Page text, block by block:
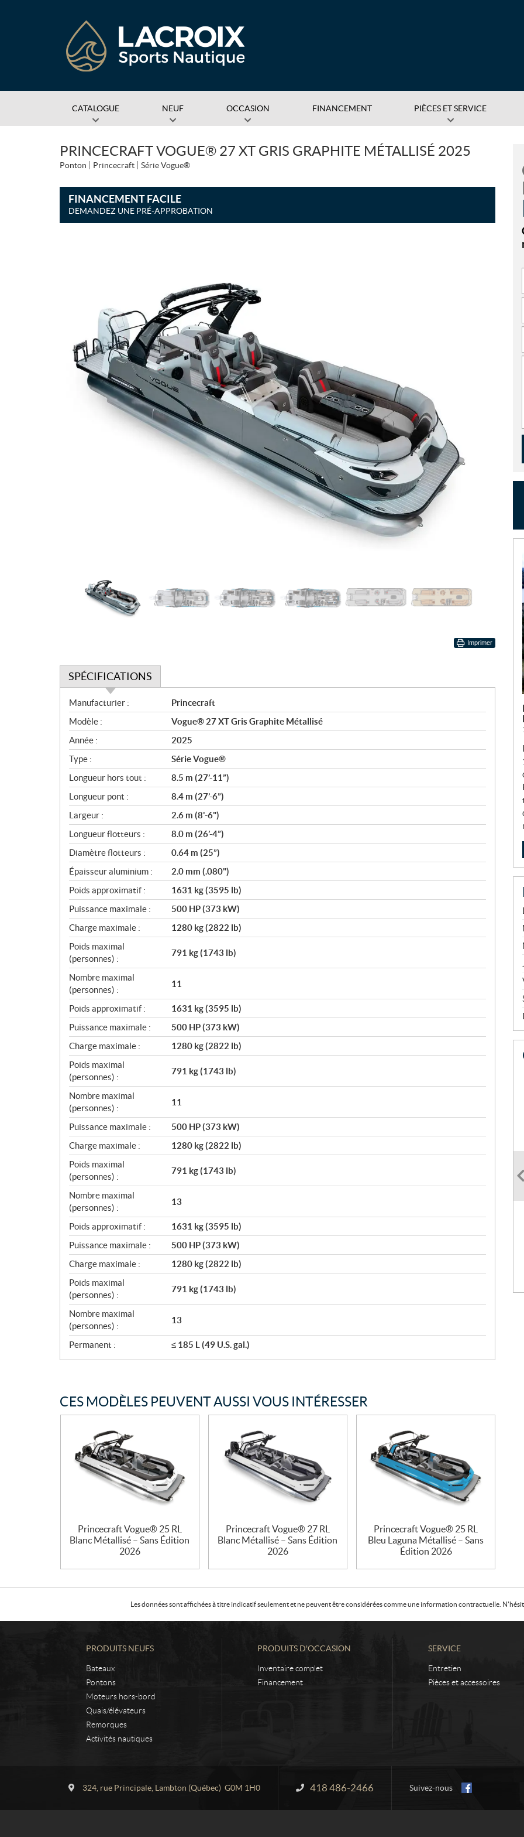
CATALOGUE NEUF OCCASION FINANCEMENT PIÈCES ET SERVICE
PRINCECRAFT VOGUE® 27 XT GRIS GRAPHITE MÉTALLISÉ 2025
Ponton Princecraft Série Vogue®
FINANCEMENT FACILE
DEMANDEZ UNE PRÉ-APPROBATION
Imprimer
SPÉCIFICATIONS
S
p
é
c
i
f
i
c
a
t
i
o
n
s
Manufacturier :
Princecraft
Modèle :
Vogue® 27 XT Gris Graphite Métallisé
Année :
2025
Type :
Série Vogue®
Longueur hors tout :
8.5 m (27’-11”)
Longueur pont :
8.4 m (27’-6”)
Largeur :
2.6 m (8'-6")
Longueur flotteurs :
8.0 m (26’-4”)
Diamètre flotteurs :
0.64 m (25”)
Épaisseur aluminium :
2.0 mm (.080")
Poids approximatif :
1631 kg (3595 lb)
Puissance maximale :
500 HP (373 kW)
Charge maximale :
1280 kg (2822 lb)
Poids maximal
(personnes) :
791 kg (1743 lb)
Nombre maximal
(personnes) :
11
Poids approximatif :
1631 kg (3595 lb)
Puissance maximale :
500 HP (373 kW)
Charge maximale :
1280 kg (2822 lb)
Poids maximal
(personnes) :
791 kg (1743 lb)
Nombre maximal
(personnes) :
11
Puissance maximale :
500 HP (373 kW)
Charge maximale :
1280 kg (2822 lb)
Poids maximal
(personnes) :
791 kg (1743 lb)
Nombre maximal
(personnes) :
13
Poids approximatif :
1631 kg (3595 lb)
Puissance maximale :
500 HP (373 kW)
Charge maximale :
1280 kg (2822 lb)
Poids maximal
(personnes) :
791 kg (1743 lb)
Nombre maximal
(personnes) :
13
Permanent : ≤ 185 L (49 U.S. gal.)
CES MODÈLES PEUVENT AUSSI VOUS INTÉRESSER
Princecraft Vogue® 25 RL
Blanc Métallisé – Sans Édition
2026
Princecraft Vogue® 27 RL
Blanc Métallisé – Sans Édition
2026
Princecraft Vogue® 25 RL
Bleu Laguna Métallisé – Sans
Édition 2026
I
Les données sont affichées à titre indicatif seulement et ne peuvent être considérées comme une information contractuelle.
PRODUITS NEUFS
Bateaux
Pontons
Moteurs hors-bord
Quais/élévateurs
Remorques
Activités nautiques
PRODUITS D'OCCASION
Inventaire complet
Financement
SERVICE
Entretien
Pièces et accessoires
324, rue Principale, Lambton (Québec) G0M 1H0 Information :
418 486-2466 Suivez-nous